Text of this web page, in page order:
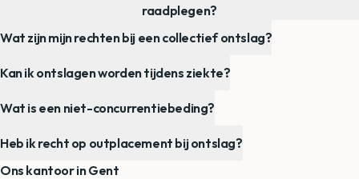
raadplegen?
Wat zijn mijn rechten bij een collectief ontslag?
Kan ik ontslagen worden tijdens ziekte?
Wat is een niet-concurrentiebeding?
Heb ik recht op outplacement bij ontslag?
Ons kantoor in Gent